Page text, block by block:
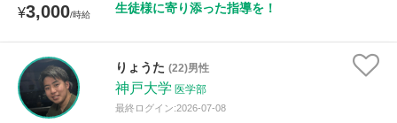
¥3,000/時給 生徒様に寄り添った指導を！
りょうた (22)男性
神戸大学 医学部
最終ログイン:2026-07-08